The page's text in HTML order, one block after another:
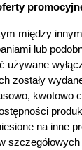
między
lub
używane
zostały
kwotowo
na inne